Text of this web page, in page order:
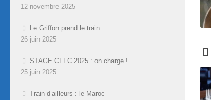
12 novembre 2025
Le Griffon prend le train
26 juin 2025
STAGE CFFC 2025 : on charge !
25 juin 2025
Train d’ailleurs : le Maroc